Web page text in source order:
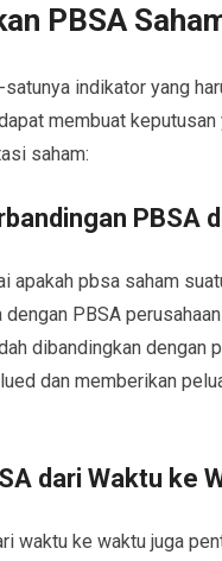
PBSA
indikator yang
membuat
saham:
PBSA
apakah pbsa saham
PBSA
dibandingkan
dan memberikan
dari Waktu ke
waktu ke waktu juga